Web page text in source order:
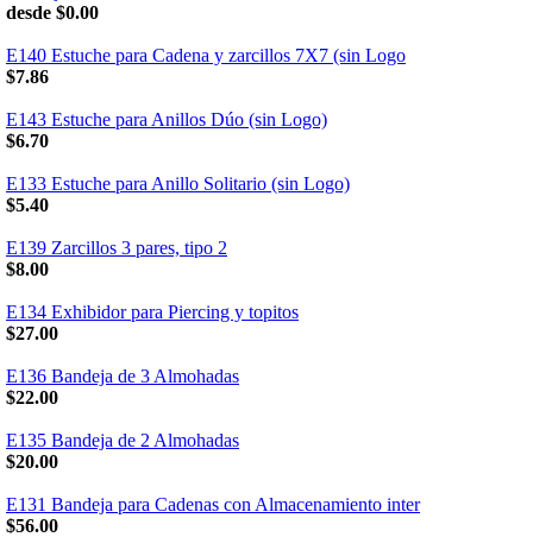
desde $0.00
E140 Estuche para Cadena y zarcillos 7X7 (sin Logo
$7.86
E143 Estuche para Anillos Dúo (sin Logo)
$6.70
E133 Estuche para Anillo Solitario (sin Logo)
$5.40
E139 Zarcillos 3 pares, tipo 2
$8.00
E134 Exhibidor para Piercing y topitos
$27.00
E136 Bandeja de 3 Almohadas
$22.00
E135 Bandeja de 2 Almohadas
$20.00
E131 Bandeja para Cadenas con Almacenamiento inter
$56.00